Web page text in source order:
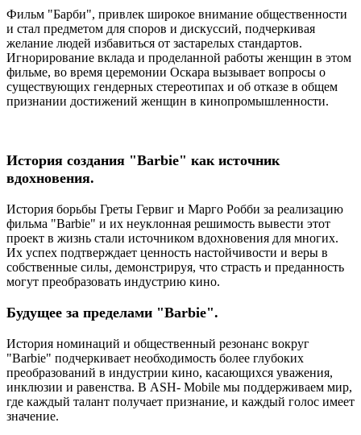
Фильм "Барби", привлек широкое внимание общественности
и стал предметом для споров и дискуссий, подчеркивая
желание людей избавиться от застарелых стандартов.
Игнорирование вклада и проделанной работы женщин в этом
фильме, во время церемонии Оскара вызывает вопросы о
существующих гендерных стереотипах и об отказе в общем
признании достижений женщин в кинопромышленности.
История создания "Barbie" как источник
вдохновения.
История борьбы Греты Гервиг и Марго Робби за реализацию
фильма "Barbie" и их неуклонная решимость вывести этот
проект в жизнь стали источником вдохновения для многих.
Их успех подтверждает ценность настойчивости и веры в
собственные силы, демонстрируя, что страсть и преданность
могут преобразовать индустрию кино.
Будущее за пределами "Barbie".
История номинаций и общественный резонанс вокруг
"Barbie" подчеркивает необходимость более глубоких
преобразований в индустрии кино, касающихся уважения,
инклюзии и равенства. В ASH- Mobile мы поддерживаем мир,
где каждый талант получает признание, и каждый голос имеет
значение.